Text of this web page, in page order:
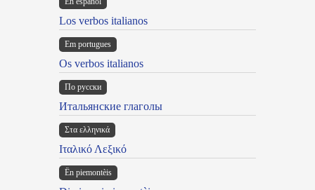
Los verbos italianos
Em portugues
Os verbos italianos
По русски
Итальянские глаголы
Στα ελληνικά
Ιταλικό Λεξικό
Ën piemontèis